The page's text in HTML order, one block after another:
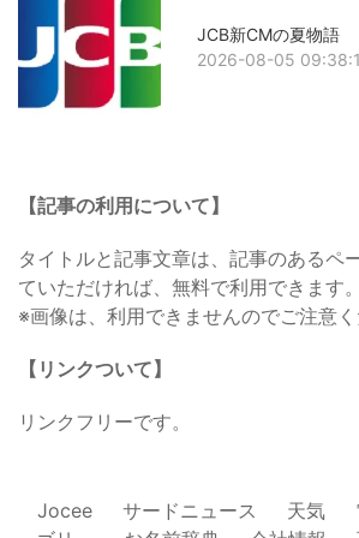
JCB新CMの夏物語
2026-08-05
【記事の利用について】
タイトルと記事文章は、記事のあるペ
ていただければ、無料で利用できます。
※画像は、利用できませんのでご注意く
【リンクついて】
リンクフリーです。
Jocee サードニュース 天気